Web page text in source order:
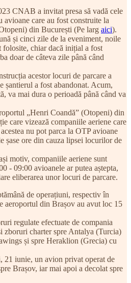
CNAB a invitat presa să vadă cele
avioane care au fost construite la
din București (Pe larg aici).
și cinci zile de la eveniment, noile
folosite, chiar dacă inițial a fost
doar de câteva zile până când
acestor locuri de parcare a
șantierul a fost abandonat. Acum,
va mai dura o perioadă până când va
„Henri Coandă” (Otopeni) din
care vizează companiile aeriene care
nu pot parca la OTP avioane
șase ore din cauza lipsei locurilor de
companiile aeriene sunt
- 09:00 avioanele ar putea aștepta,
eliberarea unor locuri de parcare.
de operațiuni, respectiv în
aeroportul din Brașov au avut loc 15
efectuate de compania
zboruri charter spre Antalya (Turcia)
și spre Heraklion (Grecia) cu
iunie, un avion privat operat de
Brașov, iar mai apoi a decolat spre